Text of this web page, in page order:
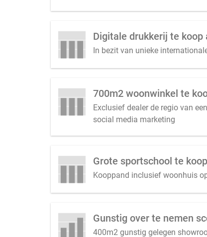
Digitale drukkerij te koop
In bezit van unieke
700m2 woonwinkel te
Exclusief dealer de regio van
social media marketing
Grote sportschool te
Kooppand inclusief woonhuis
Gunstig over te nemen
400m2 gunstig gelegen